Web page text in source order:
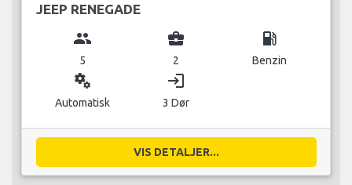
JEEP RENEGADE
group
5
business_center
2
local_gas_station
Benzin
miscellaneous_services
Automatisk
login
3 Dør
VIS DETALJER...